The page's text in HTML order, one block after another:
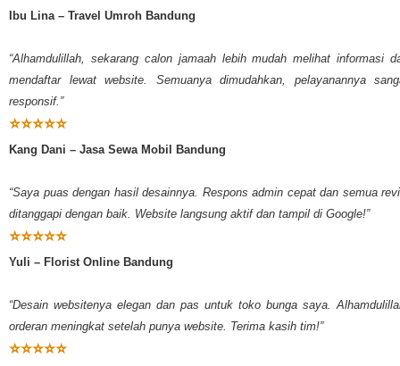
Ibu Lina – Travel Umroh Bandung
“Alhamdulillah, sekarang calon jamaah lebih mudah melihat informasi
mendaftar lewat website. Semuanya dimudahkan, pelayanannya
responsif.”
⭐⭐⭐⭐⭐
Kang Dani – Jasa Sewa Mobil Bandung
“Saya puas dengan hasil desainnya. Respons admin cepat dan semua
ditanggapi dengan baik. Website langsung aktif dan tampil di Google!”
⭐⭐⭐⭐⭐
Yuli – Florist Online Bandung
“Desain websitenya elegan dan pas untuk toko bunga saya.
orderan meningkat setelah punya website. Terima kasih tim!”
⭐⭐⭐⭐⭐